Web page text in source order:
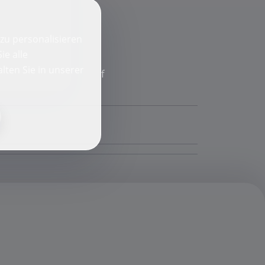
alle
Sie in unserer
f